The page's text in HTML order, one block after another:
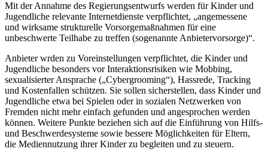
Mit der Annahme des Regierungsentwurfs werden für Kinder und
Jugendliche relevante Internetdienste verpflichtet, „angemessene
und wirksame strukturelle Vorsorgemaßnahmen für eine
unbeschwerte Teilhabe zu treffen (sogenannte Anbietervorsorge)“.
Anbieter wrden zu Voreinstellungen verpflichtet, die Kinder und
Jugendliche besonders vor Interaktionsrisiken wie Mobbing,
sexualisierter Ansprache („Cybergrooming“), Hassrede, Tracking
und Kostenfallen schützen. Sie sollen sicherstellen, dass Kinder und
Jugendliche etwa bei Spielen oder in sozialen Netzwerken von
Fremden nicht mehr einfach gefunden und angesprochen werden
können. Weitere Punkte beziehen sich auf die Einführung von Hilfs-
und Beschwerdesysteme sowie bessere Möglichkeiten für Eltern,
die Mediennutzung ihrer Kinder zu begleiten und zu steuern.